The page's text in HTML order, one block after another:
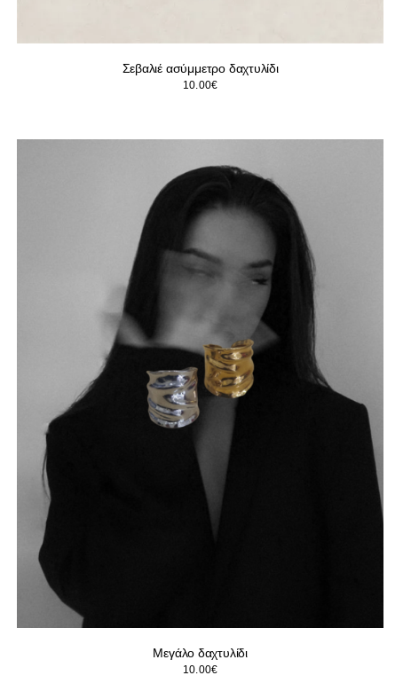
Σεβαλιέ ασύμμετρο δαχτυλίδι
10.00€
Μεγάλο δαχτυλίδι
10.00€